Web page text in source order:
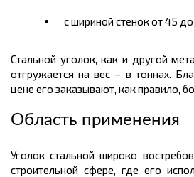
с шириной стенок от 45
Стальной уголок, как и другой
отгружается на вес – в тоннах.
цене его заказывают, как правило,
Область применения
Уголок стальной широко
строительной сфере, где его